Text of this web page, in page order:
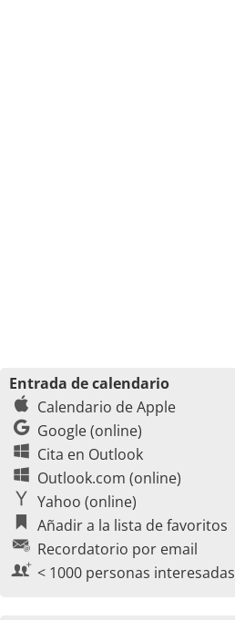
Entrada de calendario
Calendario de Apple
Google (online)
Cita en Outlook
Outlook.com (online)
Yahoo (online)
Añadir a la lista de favoritos
Recordatorio por email
< 1000 personas interesadas